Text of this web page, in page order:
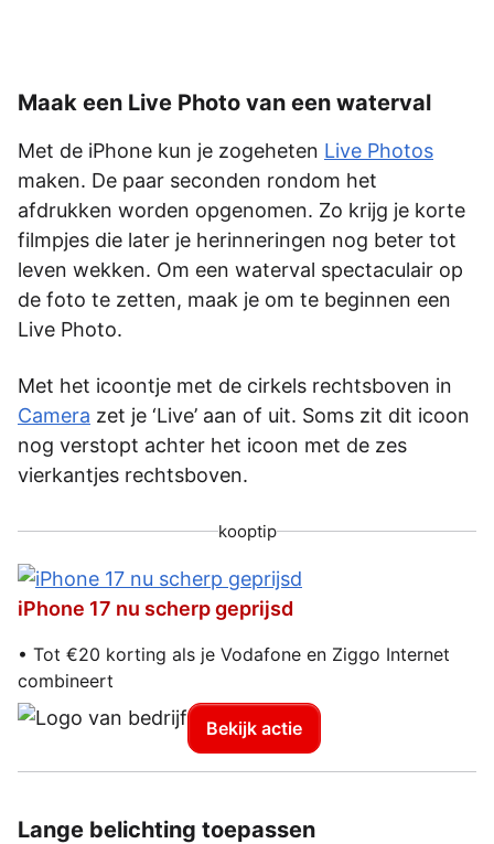
Maak een Live Photo van een waterval
Met de iPhone kun je zogeheten Live Photos
maken. De paar seconden rondom het
afdrukken worden opgenomen. Zo krijg je korte
filmpjes die later je herinneringen nog beter tot
leven wekken. Om een waterval spectaculair op
de foto te zetten, maak je om te beginnen een
Live Photo.
Met het icoontje met de cirkels rechtsboven in
Camera zet je ‘Live’ aan of uit. Soms zit dit icoon
nog verstopt achter het icoon met de zes
vierkantjes rechtsboven.
kooptip
iPhone 17 nu scherp geprijsd
• Tot €20 korting als je Vodafone en Ziggo Internet
combineert
Bekijk actie
Lange belichting toepassen